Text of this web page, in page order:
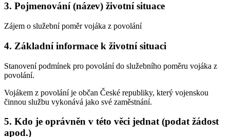
3. Pojmenování (název) životní situace
Zájem o služební poměr vojáka z povolání
4. Základní informace k životní situaci
Stanovení podmínek pro povolání do služebního poměru vojáka z
povolání.
Vojákem z povolání je občan České republiky, který vojenskou
činnou službu vykonává jako své zaměstnání.
5. Kdo je oprávněn v této věci jednat (podat žádost
apod.)